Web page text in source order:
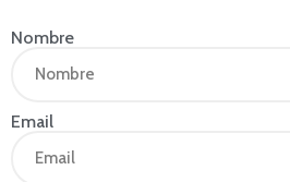
Nombre
Email